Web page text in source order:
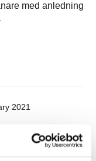
med anledning
2021